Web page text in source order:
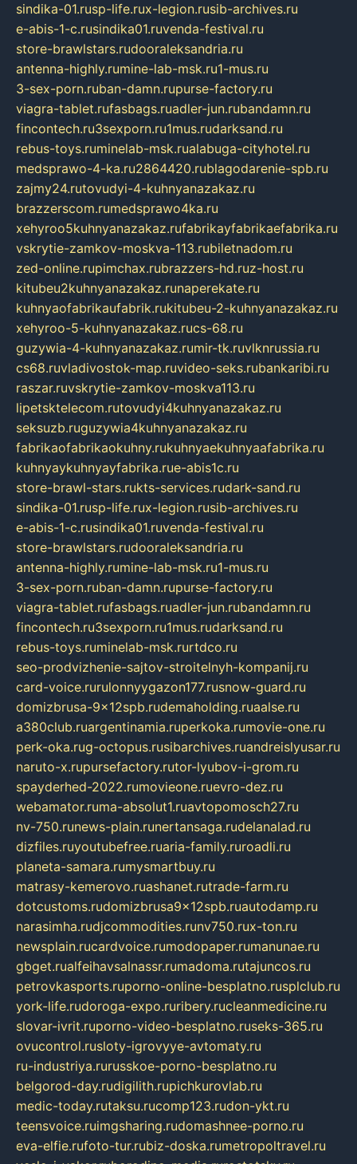
sindika-01.rusp-life.rux-legion.rusib-archives.ru
e-abis-1-c.rusindika01.ruvenda-festival.ru
store-brawlstars.rudooraleksandria.ru
antenna-highly.rumine-lab-msk.ru1-mus.ru
3-sex-porn.ruban-damn.rupurse-factory.ru
viagra-tablet.rufasbags.ruadler-jun.rubandamn.ru
fincontech.ru3sexporn.ru1mus.rudarksand.ru
rebus-toys.ruminelab-msk.rualabuga-cityhotel.ru
medsprawo-4-ka.ru2864420.rublagodarenie-spb.ru
zajmy24.rutovudyi-4-kuhnyanazakaz.ru
brazzerscom.rumedsprawo4ka.ru
xehyroo5kuhnyanazakaz.rufabrikayfabrikaefabrika.ru
vskrytie-zamkov-moskva-113.rubiletnadom.ru
zed-online.rupimchax.rubrazzers-hd.ruz-host.ru
kitubeu2kuhnyanazakaz.runaperekate.ru
kuhnyaofabrikaufabrik.rukitubeu-2-kuhnyanazakaz.ru
xehyroo-5-kuhnyanazakaz.rucs-68.ru
guzywia-4-kuhnyanazakaz.rumir-tk.ruvlknrussia.ru
cs68.ruvladivostok-map.ruvideo-seks.rubankaribi.ru
raszar.ruvskrytie-zamkov-moskva113.ru
lipetsktelecom.rutovudyi4kuhnyanazakaz.ru
seksuzb.ruguzywia4kuhnyanazakaz.ru
fabrikaofabrikaokuhny.rukuhnyaekuhnyaafabrika.ru
kuhnyaykuhnyayfabrika.rue-abis1c.ru
store-brawl-stars.rukts-services.rudark-sand.ru
sindika-01.rusp-life.rux-legion.rusib-archives.ru
e-abis-1-c.rusindika01.ruvenda-festival.ru
store-brawlstars.rudooraleksandria.ru
antenna-highly.rumine-lab-msk.ru1-mus.ru
3-sex-porn.ruban-damn.rupurse-factory.ru
viagra-tablet.rufasbags.ruadler-jun.rubandamn.ru
fincontech.ru3sexporn.ru1mus.rudarksand.ru
rebus-toys.ruminelab-msk.rurtdco.ru
seo-prodvizhenie-sajtov-stroitelnyh-kompanij.ru
card-voice.rurulonnyygazon177.rusnow-guard.ru
domizbrusa-9x12spb.rudemaholding.ruaalse.ru
a380club.ruargentinamia.ruperkoka.rumovie-one.ru
perk-oka.rug-octopus.rusibarchives.ruandreislyusar.ru
naruto-x.rupursefactory.rutor-lyubov-i-grom.ru
spayderhed-2022.rumovieone.ruevro-dez.ru
webamator.ruma-absolut1.ruavtopomosch27.ru
nv-750.runews-plain.runertansaga.rudelanalad.ru
dizfiles.ruyoutubefree.ruaria-family.ruroadli.ru
planeta-samara.rumysmartbuy.ru
matrasy-kemerovo.ruashanet.rutrade-farm.ru
dotcustoms.rudomizbrusa9x12spb.ruautodamp.ru
narasimha.rudjcommodities.runv750.rux-ton.ru
newsplain.rucardvoice.rumodopaper.rumanunae.ru
gbget.rualfeihavsalnassr.rumadoma.rutajuncos.ru
petrovkasports.ruporno-online-besplatno.rusplclub.ru
york-life.rudoroga-expo.ruribery.rucleanmedicine.ru
slovar-ivrit.ruporno-video-besplatno.ruseks-365.ru
ovucontrol.rusloty-igrovyye-avtomaty.ru
ru-industriya.rurusskoe-porno-besplatno.ru
belgorod-day.rudigilith.rupichkurovlab.ru
medic-today.rutaksu.rucomp123.rudon-ykt.ru
teensvoice.ruimgsharing.rudomashnee-porno.ru
eva-elfie.rufoto-tur.rubiz-doska.rumetropoltravel.ru